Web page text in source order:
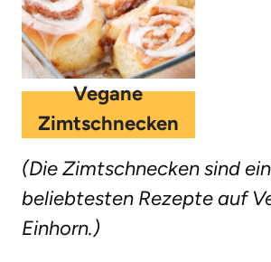
Vegane
Zimtschnecken
(Die Zimtschnecken sind
beliebtesten Rezepte auf
Einhorn.)